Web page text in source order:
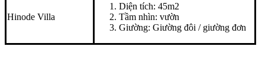
Hinode Villa
Diện tích: 45m2
Tầm nhìn: vườn
Giường: Giường đôi / giường đơn